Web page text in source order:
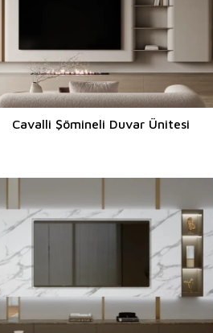
Cavalli Şömineli Duvar Ünitesi